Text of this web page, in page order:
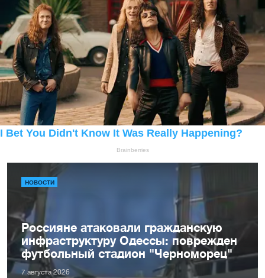
НОВОСТИ
Россияне атаковали гражданскую
инфраструктуру Одессы: поврежден
футбольный стадион "Черноморец"
7 августа 2026